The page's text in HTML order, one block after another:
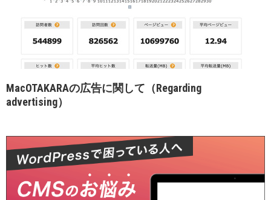
MacOTAKARAの広告に関して（Regarding
advertising）